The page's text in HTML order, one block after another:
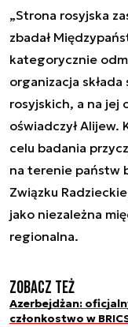
„Strona rosyjska
zbadał
kategorycznie
organizacja
rosyjskich, a na jej
oświadczył Alijew.
celu badania
na terenie państw
Związku
jako niezależna
regionalna.
Zobacz też
Azerbejdżan:
członkostwo w